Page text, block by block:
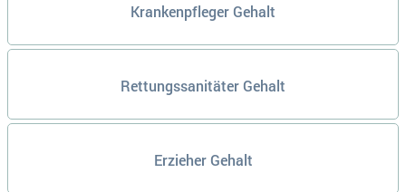
Krankenpfleger Gehalt
Rettungssanitäter Gehalt
Erzieher Gehalt